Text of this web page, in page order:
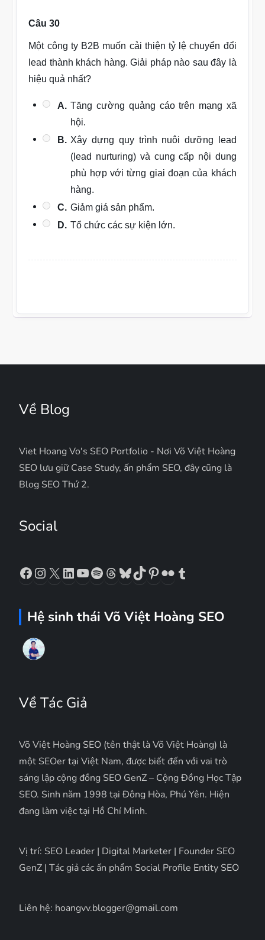
Câu 30
Một công ty B2B muốn cải thiện tỷ lệ chuyển đổi
lead thành khách hàng. Giải pháp nào sau đây là
hiệu quả nhất?
A. Tăng cường quảng cáo trên mạng xã
hội.
B. Xây dựng quy trình nuôi dưỡng lead
(lead nurturing) và cung cấp nội dung
phù hợp với từng giai đoạn của khách
hàng.
C. Giảm giá sản phẩm.
D. Tổ chức các sự kiện lớn.
Về Blog
Viet Hoang Vo's SEO Portfolio - Nơi Võ Việt Hoàng
SEO lưu giữ Case Study, ấn phẩm SEO, đây cũng là
Blog SEO Thứ 2.
Social
Facebook
Instagram
X LinkedIn
YouTube
Spotify
Threads
Bluesky
TikTok
Pinterest
Flickr
Hệ sinh thái Võ Việt Hoàng SEO
Về Tác Giả
Võ Việt Hoàng SEO (tên thật là Võ Việt Hoàng) là
một SEOer tại Việt Nam, được biết đến với vai trò
sáng lập cộng đồng SEO GenZ – Cộng Đồng Học Tập
SEO. Sinh năm 1998 tại Đông Hòa, Phú Yên. Hiện
đang làm việc tại Hồ Chí Minh.
Vị trí: SEO Leader | Digital Marketer | Founder SEO
GenZ | Tác giả các ấn phẩm Social Profile Entity SEO
Liên hệ: hoangvv.blogger@gmail.com